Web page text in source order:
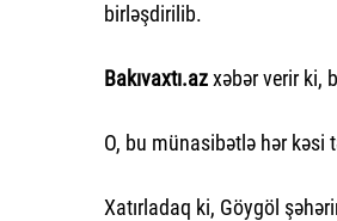
birləşdirilib.
Bakıvaxtı.azxəbər verir ki,
O, bu münasibətlə hər kəsi
Xatırladaq ki, Göygöl